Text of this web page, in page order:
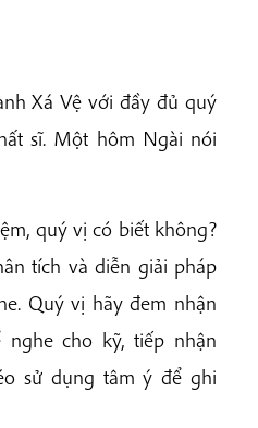
Xá Vệ với đầy đủ quý
sĩ. Một hôm Ngài nói
quý vị có biết không?
tích và diễn giải pháp
Quý vị hãy đem nhận
cho kỹ, tiếp nhận
sử dụng tâm ý để ghi